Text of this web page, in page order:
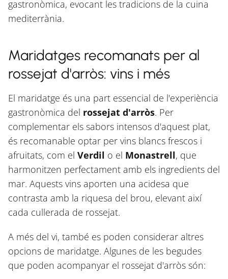
gastronòmica, evocant les tradicions de la cuina
mediterrània.
Maridatges recomanats per al
rossejat d'arròs: vins i més
El maridatge és una part essencial de l'experiència
gastronòmica del rossejat d'arròs. Per
complementar els sabors intensos d'aquest plat,
és recomanable optar per vins blancs frescos i
afruitats, com el Verdil o el Monastrell, que
harmonitzen perfectament amb els ingredients del
mar. Aquests vins aporten una acidesa que
contrasta amb la riquesa del brou, elevant així
cada cullerada de rossejat.
A més del vi, també es poden considerar altres
opcions de maridatge. Algunes de les begudes
que poden acompanyar el rossejat d'arròs són: